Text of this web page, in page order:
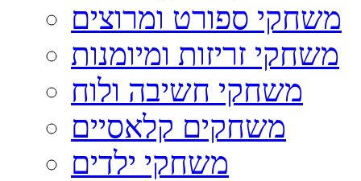
משחקי ספורט ומרוצים
משחקי זריזות ומיומנות
משחקי חשיבה ולוח
משחקים קלאסיים
משחקי ילדים